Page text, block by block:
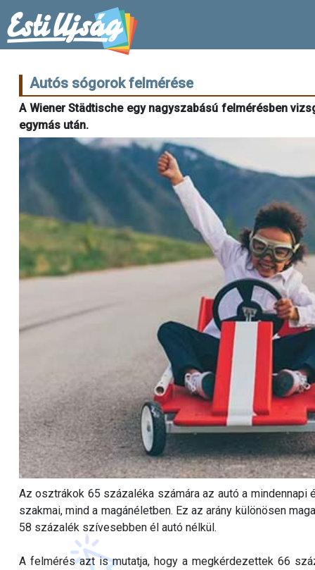
Autós sógorok felmérése
A Wiener Städtische egy nagyszabású felmérésben
egymás után.
Az osztrákok 65 százaléka számára az autó a
szakmai, mind a magánéletben. Ez az arány különösen
58 százalék szívesebben él autó nélkül.
A felmérés azt is mutatja, hogy a megkérdezettek 66